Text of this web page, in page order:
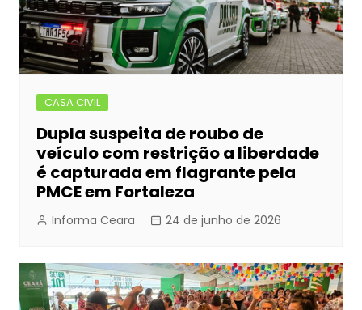
CASA CIVIL
Dupla suspeita de roubo de
veículo com restrição a liberdade
é capturada em flagrante pela
PMCE em Fortaleza
Informa Ceara 24 de junho de 2026